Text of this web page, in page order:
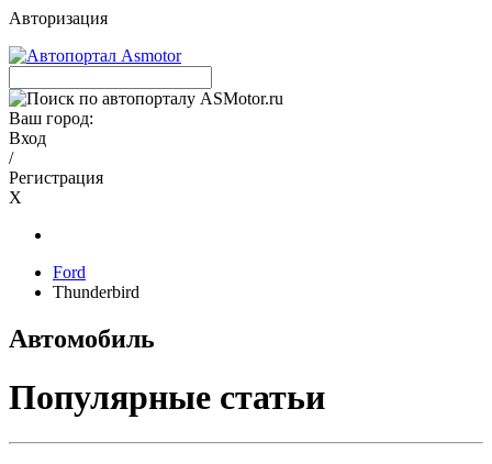
Авторизация
Ваш город:
Вход
/
Регистрация
X
Ford
Thunderbird
Автомобиль
Популярные статьи